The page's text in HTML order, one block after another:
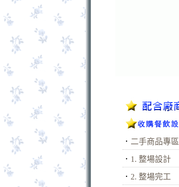
． 二手商品專區
． 1. 整場設計
． 2. 整場完工